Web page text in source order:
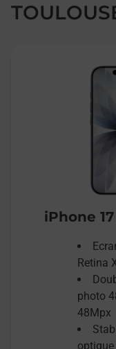
iPhone 17
Retina
photo
48Mpx
optique